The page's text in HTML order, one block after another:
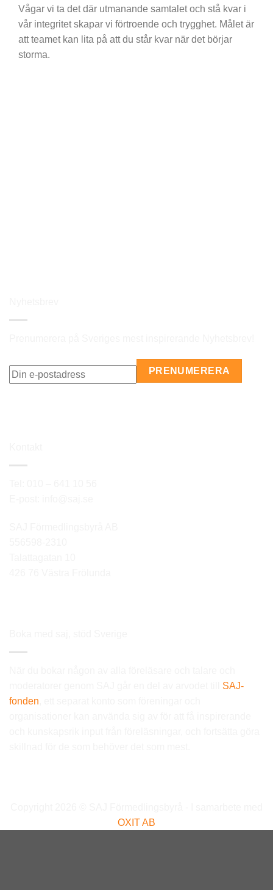
Vågar vi ta det där utmanande samtalet och stå kvar i
vår integritet skapar vi förtroende och trygghet. Målet är
att teamet kan lita på att du står kvar när det börjar
storma.
SAJ-
fonden
OXIT AB